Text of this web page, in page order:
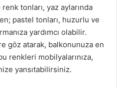
tonları, yaz aylarında
pastel tonları, huzurlu ve
yardımcı olabilir.
göz atarak, balkonunuza en
renkleri mobilyalarınıza,
yansıtabilirsiniz.